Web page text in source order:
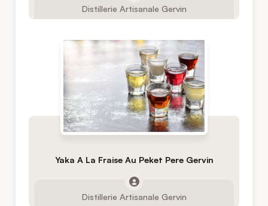
Distillerie Artisanale Gervin
Yaka A La Fraise Au Peket Pere Gervin
Distillerie Artisanale Gervin